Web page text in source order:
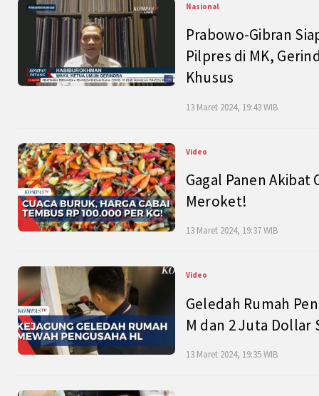
Nasional
Prabowo-Gibran
Pilpres di MK,
Khusus
13 Maret 2024, 19:43 WIB
Video
Gagal Panen Akibat
Meroket!
13 Maret 2024, 19:37 WIB
Video
Geledah Rumah
M dan 2 Juta Dollar
13 Maret 2024, 19:35 WIB